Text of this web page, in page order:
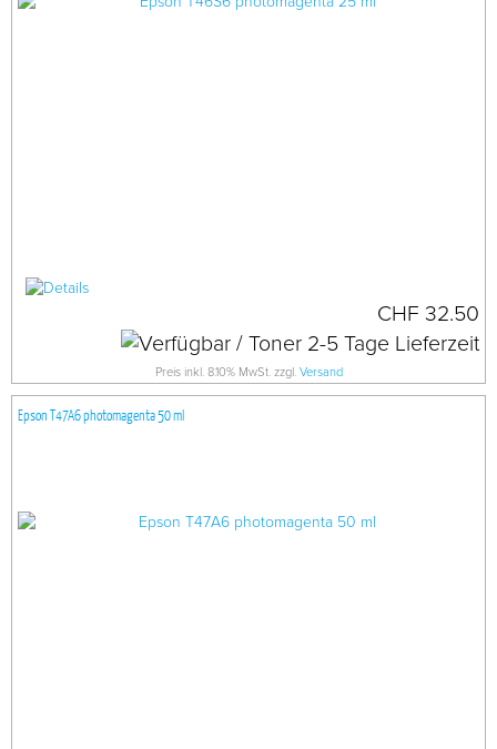
CHF 32.50
Preis inkl. 8.10% MwSt. zzgl. Versand
Epson T47A6 photomagenta 50 ml